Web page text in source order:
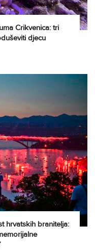
Crikvenica: tri
djecu
hrvatskih branitelja: